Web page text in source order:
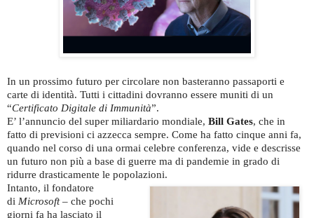
In un prossimo futuro per circolare non basteranno passaporti e
carte di identità. Tutti i cittadini dovranno essere muniti di un
“Certificato Digitale di Immunità”.
E’ l’annuncio del super miliardario mondiale, Bill Gates, che in
fatto di previsioni ci azzecca sempre. Come ha fatto cinque anni fa,
quando nel corso di una ormai celebre conferenza, vide e descrisse
un futuro non più a base di guerre ma di pandemie in grado di
ridurre drasticamente le popolazioni.
Intanto, il fondatore
di Microsoft– che pochi
giorni fa ha lasciato il